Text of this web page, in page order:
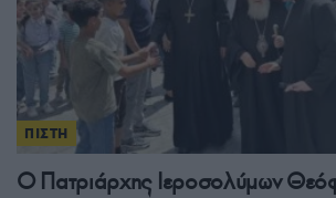
ΠΙΣΤΗ
Ο Πατριάρχης Ιεροσολύμων